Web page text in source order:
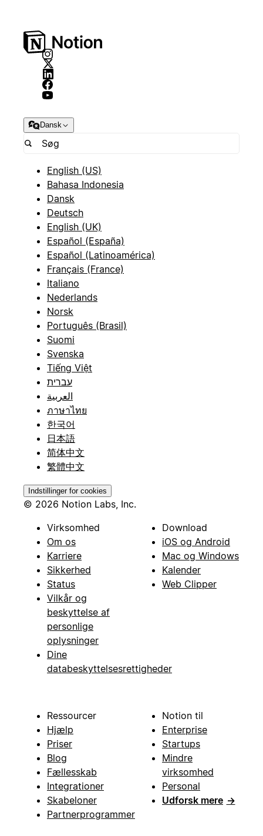
Dansk
English (US)
Bahasa Indonesia
Dansk
Deutsch
English (UK)
Español (España)
Español (Latinoamérica)
Français (France)
Italiano
Nederlands
Norsk
Português (Brasil)
Suomi
Svenska
Tiếng Việt
עברית
العربية
ภาษาไทย
한국어
日本語
简体中文
繁體中文
Indstillinger for cookies
© 2026 Notion Labs, Inc.
Virksomhed
Om os
Karriere
Sikkerhed
Status
Vilkår og
beskyttelse af
personlige
oplysninger
Dine
databeskyttelsesrettigheder
Download
iOS og Android
Mac og Windows
Kalender
Web Clipper
Ressourcer
Hjælp
Priser
Blog
Fællesskab
Integrationer
Skabeloner
Partnerprogrammer
Notion til
Enterprise
Startups
Mindre
virksomhed
Personal
Udforsk mere →